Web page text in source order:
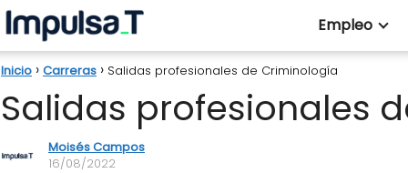
Empleo
Inicio Carreras Salidas profesionales de Criminología
Salidas profesionales
Moisés Campos
16/08/2022